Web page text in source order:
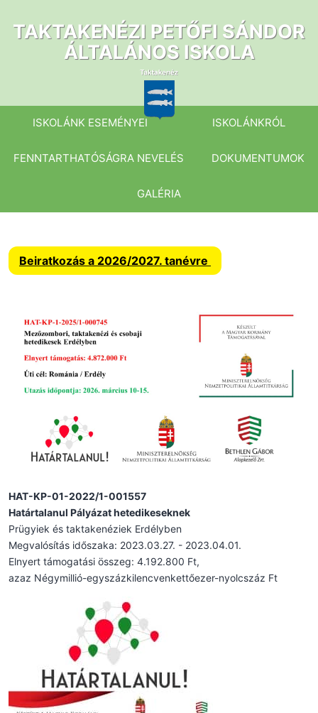
tartalomhoz
TAKTAKENÉZI PETŐFI SÁNDOR
ÁLTALÁNOS ISKOLA
ISKOLÁNK ESEMÉNYEI ISKOLÁNKRÓL
FENNTARTHATÓSÁGRA NEVELÉS DOKUMENTUMOK
GALÉRIA
Beiratkozás a 2026/2027. tanévre
HAT-KP-01-2022/1-001557
Határtalanul Pályázat hetedikeseknek
Prügyiek és taktakenéziek Erdélyben
Megvalósítás időszaka: 2023.03.27. - 2023.04.01.
Elnyert támogatási összeg: 4.192.800 Ft,
azaz Négymillió-egyszázkilencvenkettőezer-nyolcszáz Ft